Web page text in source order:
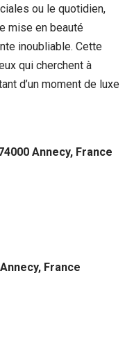
ou le quotidien,
mise en beauté
inoubliable. Cette
qui cherchent à
d’un moment de luxe
Annecy, France
France